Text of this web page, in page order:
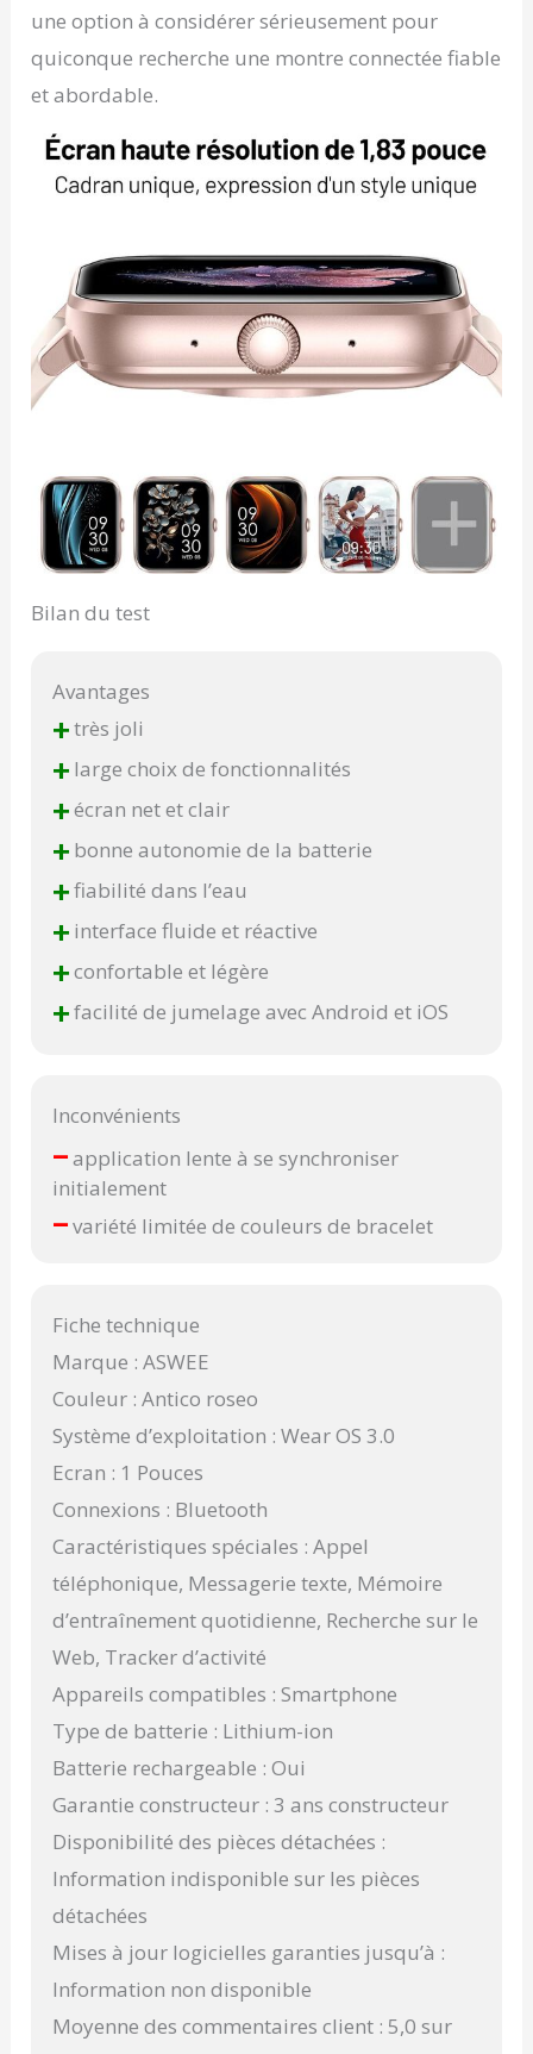
une option à considérer sérieusement pour
quiconque recherche une montre connectée fiable
et abordable.
Bilan du test
Avantages
+très joli
+ large choix de fonctionnalités
+écran net et clair
+ bonne autonomie de la batterie
+fiabilité dans l’eau
+ interface fluide et réactive
+confortable et légère
+facilité de jumelage avec Android et iOS
Inconvénients
–application lente à se synchroniser
initialement
–variété limitée de couleurs de bracelet
Fiche technique
Marque : ASWEE
Couleur : Antico roseo
Système d’exploitation : Wear OS 3.0
Ecran : 1 Pouces
Connexions : Bluetooth
Caractéristiques spéciales : Appel
téléphonique, Messagerie texte, Mémoire
d’entraînement quotidienne, Recherche sur le
Web, Tracker d’activité
Appareils compatibles : Smartphone
Type de batterie : Lithium-ion
Batterie rechargeable : Oui
Garantie constructeur : 3 ans constructeur
Disponibilité des pièces détachées :
Information indisponible sur les pièces
détachées
Mises à jour logicielles garanties jusqu’à :
Information non disponible
Moyenne des commentaires client : 5,0 sur